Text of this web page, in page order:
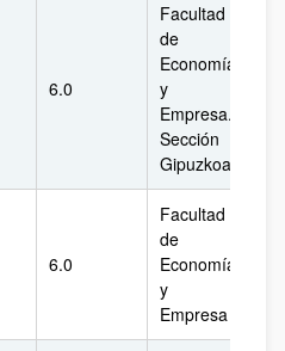
6.0
Facultad
de
Economía
y
Empresa.
Sección
Gipuzkoa
6.0
Facultad
de
Economía
y
Empresa